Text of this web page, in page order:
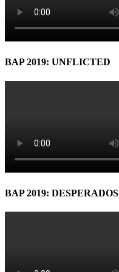
BAP 2019: UNFLICTED
BAP 2019: DESPERADOS